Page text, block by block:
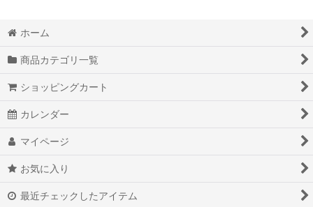
ホーム
商品カテゴリ一覧
ショッピングカート
カレンダー
マイページ
お気に入り
最近チェックしたアイテム